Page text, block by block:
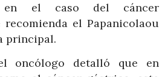
en el caso del cáncer
el Papanicolaou
principal.
oncólogo detalló que en